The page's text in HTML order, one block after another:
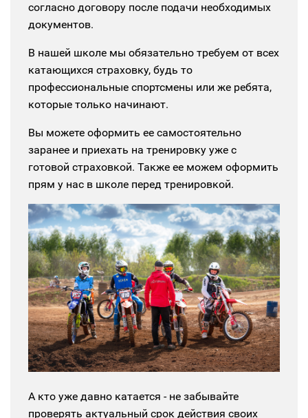
согласно договору после подачи необходимых
документов.
В нашей школе мы обязательно требуем от всех
катающихся страховку, будь то
профессиональные спортсмены или же ребята,
которые только начинают.
Вы можете оформить ее самостоятельно
заранее и приехать на тренировку уже с
готовой страховкой. Также ее можем оформить
прям у нас в школе перед тренировкой.
А кто уже давно катается - не забывайте
проверять актуальный срок действия своих